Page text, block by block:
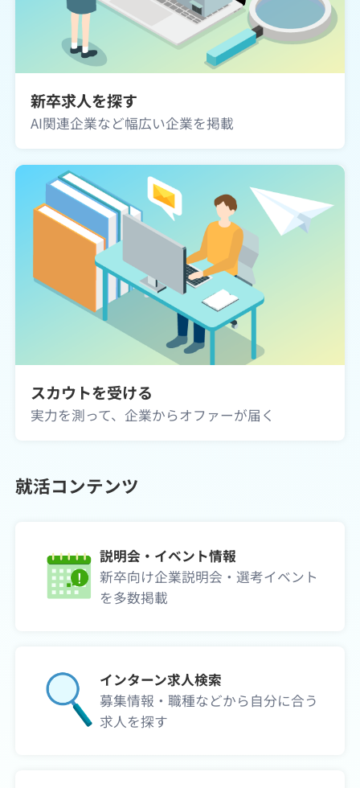
新卒求人を探す
AI関連企業など幅広い企業を掲載
スカウトを受ける
実力を測って、企業からオファーが届く
就活コンテンツ
説明会・イベント情報
新卒向け企業説明会・選考イベント
を多数掲載
インターン求人検索
募集情報・職種などから自分に合う
求人を探す